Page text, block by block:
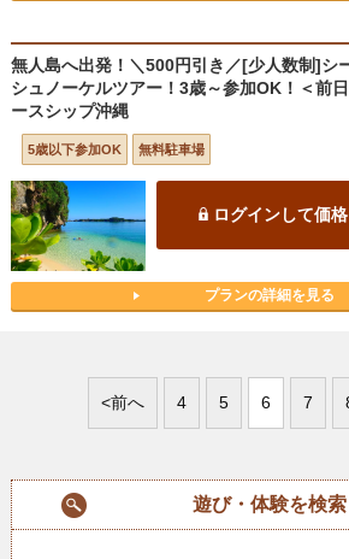
無人島へ出発！＼500円引き／[少人数制]シ
シュノーケルツアー！3歳～参加OK！＜前
ースシップ沖縄
5歳以下参加OK 無料駐車場
ログインして価
プランの詳細を見る
<前へ 4 5 6 7
遊び・体験を検索